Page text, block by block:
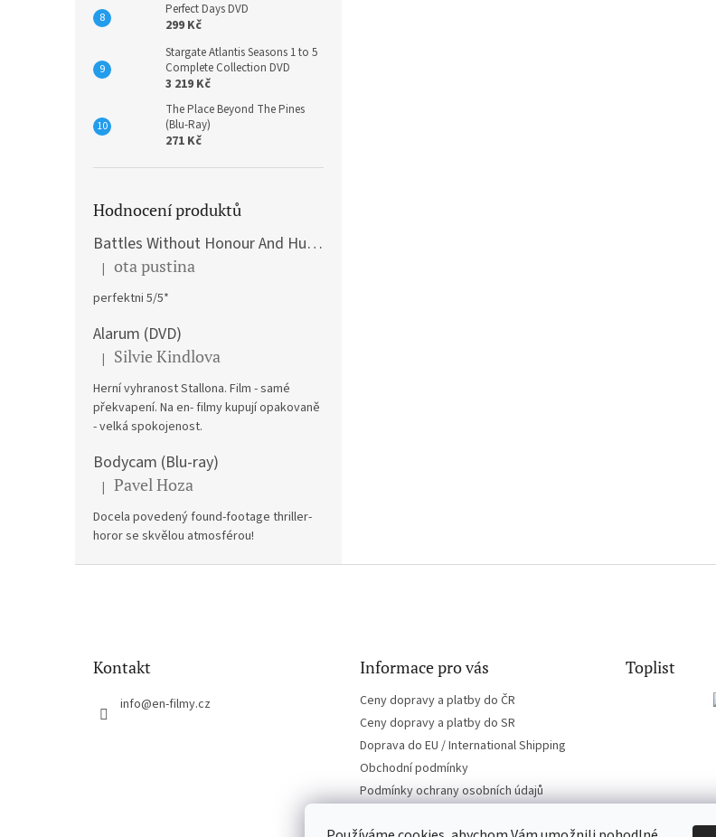
Perfect Days DVD
299 Kč
Stargate Atlantis Seasons 1 to 5
Complete Collection DVD
3 219 Kč
The Place Beyond The Pines
(Blu-Ray)
271 Kč
Hodnocení produktů
Battles Without Honour And Humanity / Yakuza Graveyad / Street Mobster DVD
Hodnocení produktu je 5 z 5 hvězdiček.
| ota pustina
perfektni 5/5*
Alarum (DVD)
Hodnocení produktu je 5 z 5 hvězdiček.
| Silvie Kindlova
Herní vyhranost Stallona. Film - samé
překvapení. Na en- filmy kupují opakovaně
- velká spokojenost.
Bodycam (Blu-ray)
Hodnocení produktu je 5 z 5 hvězdiček.
| Pavel Hoza
Docela povedený found-footage thriller-
horor se skvělou atmosférou!
Kontakt
info@en-filmy.cz
Informace pro vás
Ceny dopravy a platby do ČR
Ceny dopravy a platby do SR
Doprava do EU / International Shipping
Obchodní podmínky
Podmínky ochrany osobních údajů
Toplist